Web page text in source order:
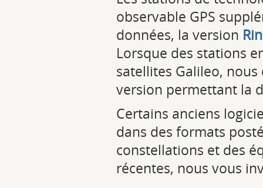
observable GPS
données, la version
Lorsque des stations
satellites Galileo,
version permettant la
Certains anciens
dans des formats
constellations et des
récentes, nous vous